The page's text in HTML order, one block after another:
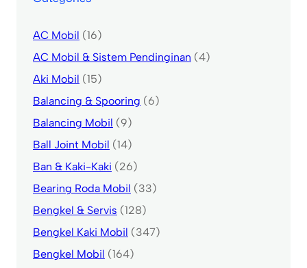
AC Mobil (16)
AC Mobil & Sistem Pendinginan (4)
Aki Mobil (15)
Balancing & Spooring (6)
Balancing Mobil (9)
Ball Joint Mobil (14)
Ban & Kaki-Kaki (26)
Bearing Roda Mobil (33)
Bengkel & Servis (128)
Bengkel Kaki Mobil (347)
Bengkel Mobil (164)